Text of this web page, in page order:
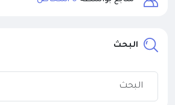
البحث